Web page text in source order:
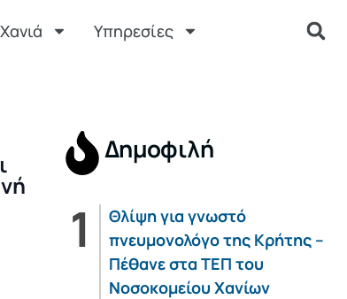
Χανιά Υπηρεσίες
Δημοφιλή
Θλίψη για γνωστό
πνευμονολόγο της Κρήτης –
Πέθανε στα ΤΕΠ του
Νοσοκομείου Χανίων